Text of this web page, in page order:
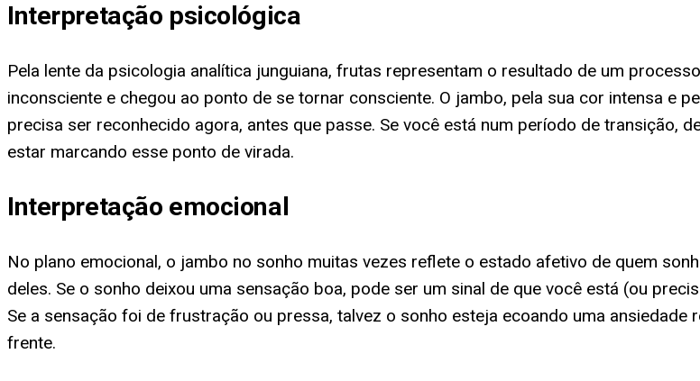
Interpretação psicológica
Pela lente da psicologia analítica junguiana, frutas representam o resultado de um
inconsciente e chegou ao ponto de se tornar consciente. O jambo, pela sua cor intensa e
precisa ser reconhecido agora, antes que passe. Se você está num período de transição,
estar marcando esse ponto de virada.
Interpretação emocional
No plano emocional, o jambo no sonho muitas vezes reflete o estado afetivo de quem
deles. Se o sonho deixou uma sensação boa, pode ser um sinal de que você está (ou
Se a sensação foi de frustração ou pressa, talvez o sonho esteja ecoando uma
frente.